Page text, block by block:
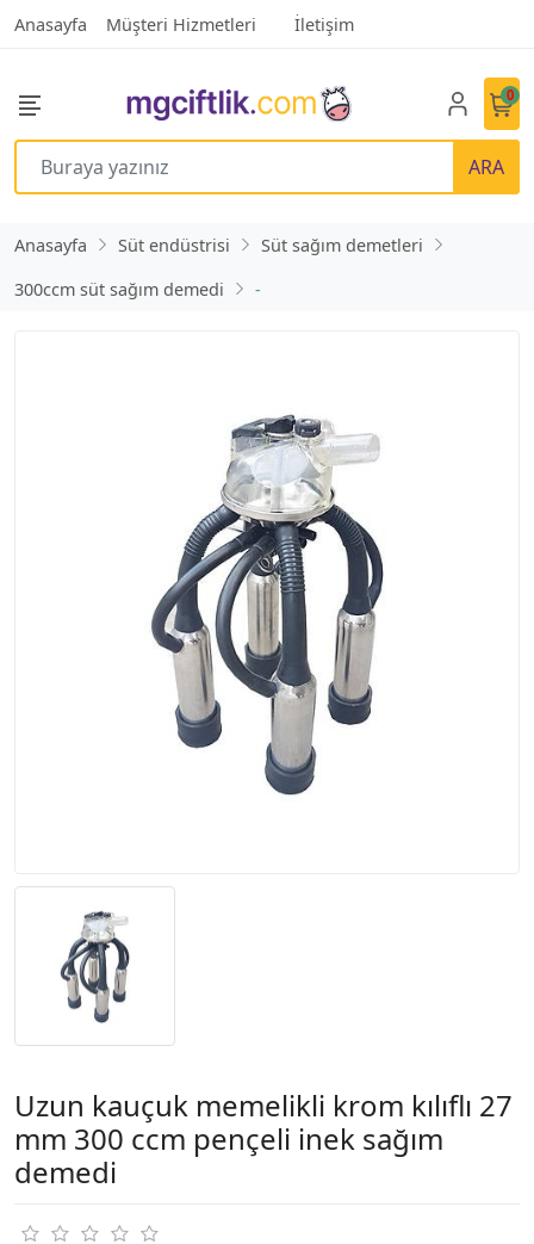
Anasayfa Müşteri Hizmetleri İletişim
ARA
0
Anasayfa Süt endüstrisi
Süt sağım demetleri
300ccm süt sağım demedi
-
Uzun kauçuk memelikli krom kılıflı 27
mm 300 ccm pençeli inek sağım
demedi